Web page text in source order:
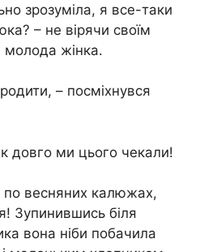
зрозуміла, я все-таки
– не вірячи своїм
молода жінка.
– посміхнувся
довго ми цього чекали!
весняних калюжах,
Зупинившись біля
вона ніби побачила